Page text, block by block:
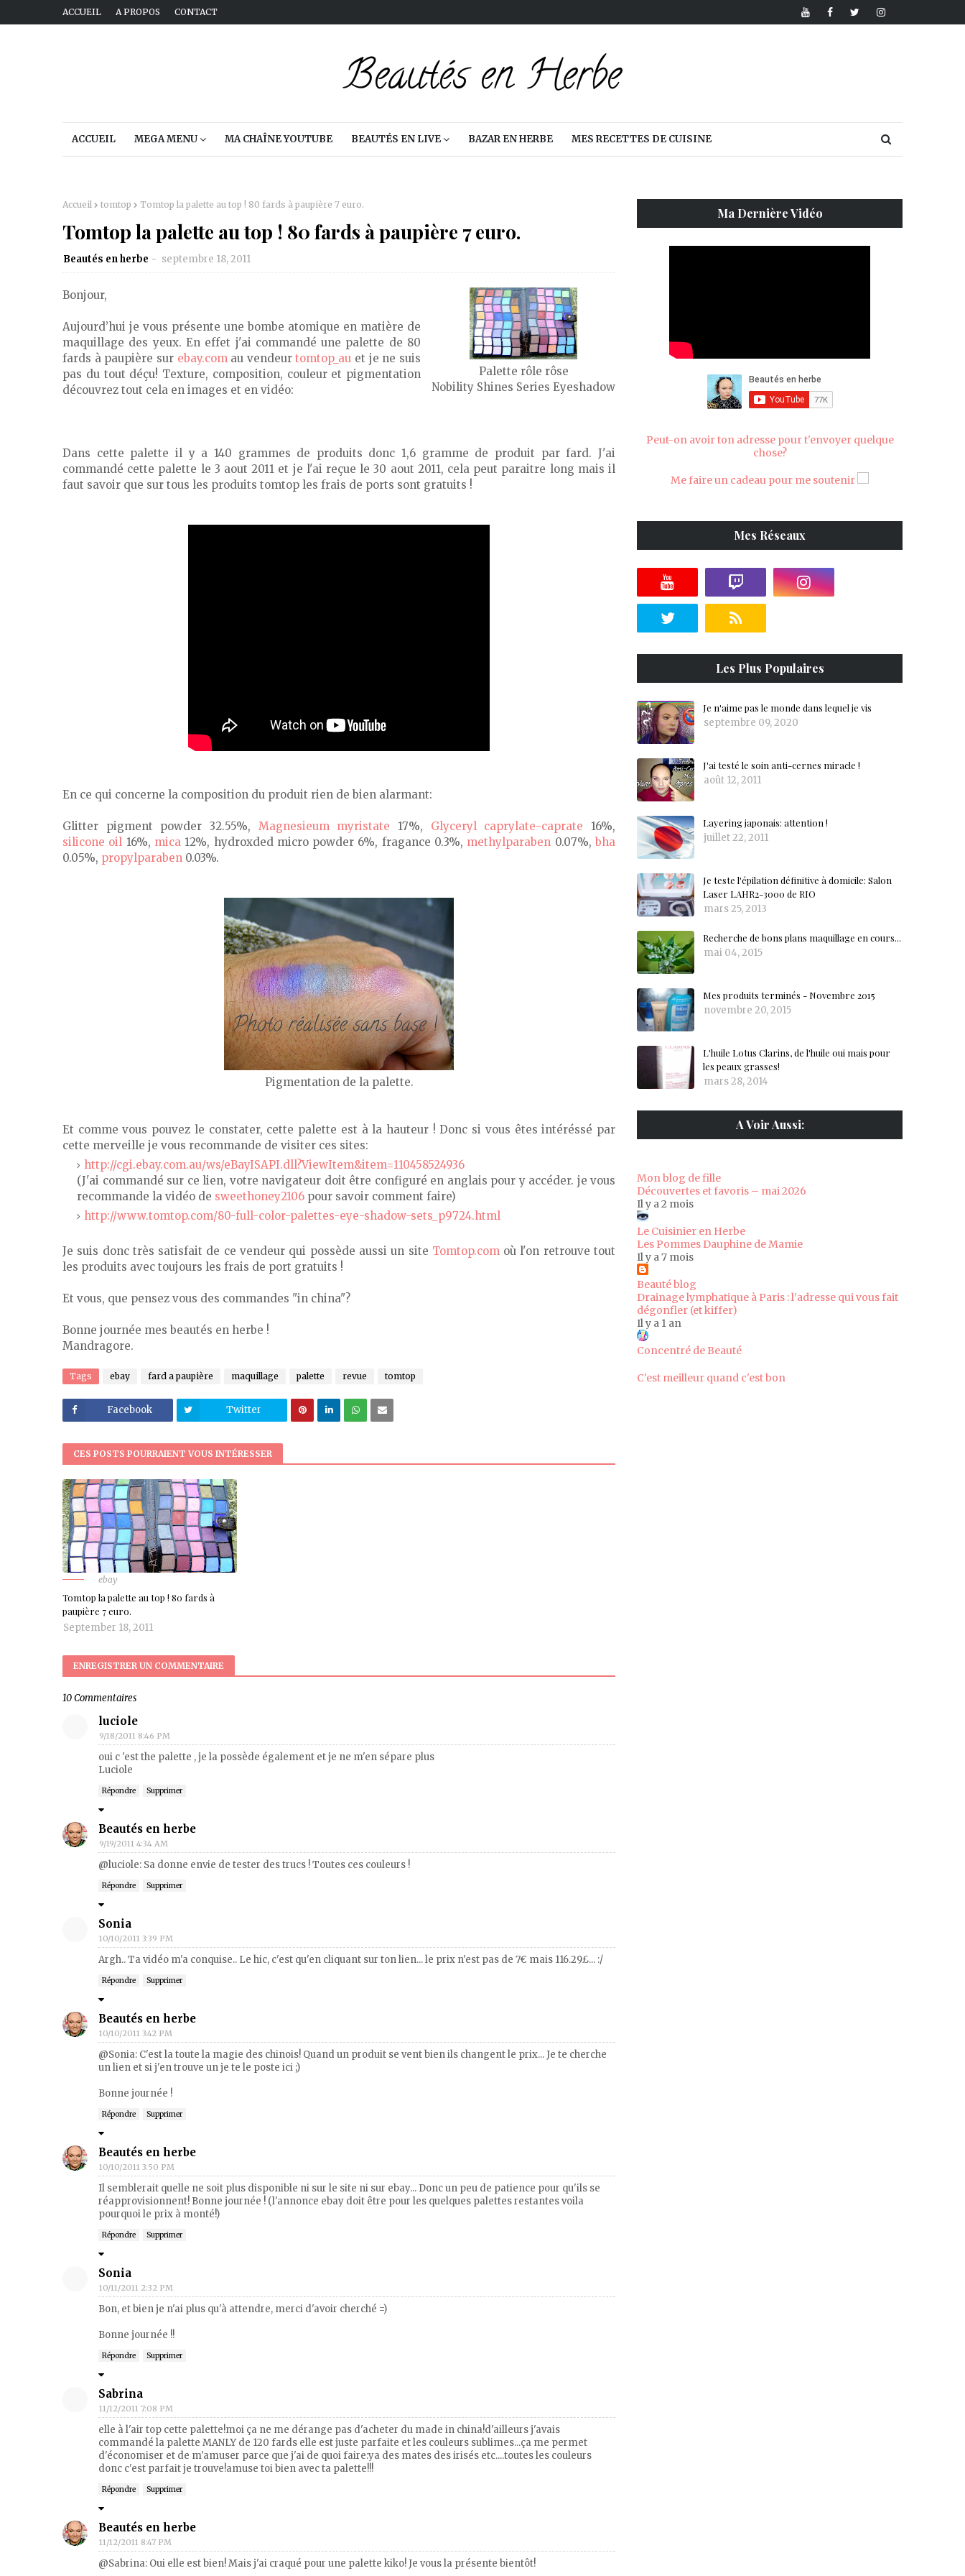
ACCUEIL A PROPOS CONTACT
ACCUEIL MEGA MENU MA CHAÎNE YOUTUBE BEAUTÉS EN LIVE BAZAR EN HERBE MES RECETTES DE CUISINE
Accueil tomtop Tomtop la palette au top ! 80 fards à paupière 7 euro.
Tomtop la palette au top ! 80 fards à paupière 7 euro.
Beautés en herbe septembre 18, 2011
Palette rôle rôse
Nobility Shines Series Eyeshadow
Bonjour,
Aujourd’hui je vous présente une bombe atomique en matière de
maquillage des yeux. En effet j'ai commandé une palette de 80
fards à paupière sur ebay.comau vendeurtomtop_au et je ne suis
pas du tout déçu! Texture, composition, couleur et pigmentation
découvrez tout cela en images et en vidéo:
Dans cette palette il y a 140 grammes de produits donc 1,6 gramme de produit par fard. J'ai
commandé cette palette le 3 aout 2011 et je l'ai reçue le 30 aout 2011, cela peut paraitre long mais il
faut savoir que sur tous les produits tomtop les frais de ports sont gratuits !
En ce qui concerne la composition du produit rien de bien alarmant:
Glitter pigment powder 32.55%, Magnesieum myristate 17%, Glyceryl caprylate-caprate 16%,
silicone oil 16%, mica12%, hydroxded micro powder 6%, fragance 0.3%, methylparaben 0.07%,bha
0.05%, propylparaben 0.03%.
Pigmentation de la palette.
Et comme vous pouvez le constater, cette palette est à la hauteur ! Donc si vous êtes intéréssé par
cette merveille je vous recommande de visiter ces sites:
http://cgi.ebay.com.au/ws/eBayISAPI.dll?ViewItem&item=110458524936
(J'ai commandé sur ce lien, votre navigateur doit être configuré en anglais pour y accéder. je vous
recommande la vidéo de sweethoney2106 pour savoir comment faire)
http://www.tomtop.com/80-full-color-palettes-eye-shadow-sets_p9724.html
Je suis donc très satisfait de ce vendeur qui possède aussi un site Tomtop.comoù l'on retrouve tout
les produits avec toujours les frais de port gratuits !
Et vous, que pensez vous des commandes "in china"?
Bonne journée mes beautés en herbe !
Mandragore.
Tags ebay fard a paupière maquillage palette revue tomtop
Facebook Twitter
CES POSTS POURRAIENT VOUS INTÉRESSER
ebay
Tomtop la palette au top ! 80 fards à
paupière 7 euro.
September 18, 2011
ENREGISTRER UN COMMENTAIRE
10 Commentaires
luciole
9/18/2011 8:46 PM
oui c 'est the palette , je la possède également et je ne m'en sépare plus
Luciole
Répondre Supprimer
Beautés en herbe
9/19/2011 4:34 AM
@luciole: Sa donne envie de tester des trucs ! Toutes ces couleurs !
Répondre Supprimer
Sonia
10/10/2011 3:39 PM
Argh.. Ta vidéo m'a conquise.. Le hic, c'est qu'en cliquant sur ton lien... le prix n'est pas de 7€ mais 116.29£... :/
Répondre Supprimer
Beautés en herbe
10/10/2011 3:42 PM
@Sonia: C'est la toute la magie des chinois! Quand un produit se vent bien ils changent le prix... Je te cherche
un lien et si j'en trouve un je te le poste ici ;)
Bonne journée !
Répondre Supprimer
Beautés en herbe
10/10/2011 3:50 PM
Il semblerait quelle ne soit plus disponible ni sur le site ni sur ebay... Donc un peu de patience pour qu'ils se
réapprovisionnent! Bonne journée ! (l'annonce ebay doit être pour les quelques palettes restantes voila
pourquoi le prix à monté!)
Répondre Supprimer
Sonia
10/11/2011 2:32 PM
Bon, et bien je n'ai plus qu'à attendre, merci d'avoir cherché =)
Bonne journée !!
Répondre Supprimer
Sabrina
11/12/2011 7:08 PM
elle à l'air top cette palette!moi ça ne me dérange pas d'acheter du made in china!d'ailleurs j'avais
commandé la palette MANLY de 120 fards elle est juste parfaite et les couleurs sublimes...ça me permet
d'économiser et de m'amuser parce que j'ai de quoi faire:ya des mates des irisés etc....toutes les couleurs
donc c'est parfait je trouve!amuse toi bien avec ta palette!!!
Répondre Supprimer
Beautés en herbe
11/12/2011 8:47 PM
@Sabrina: Oui elle est bien! Mais j'ai craqué pour une palette kiko! Je vous la présente bientôt!
Ma Dernière Vidéo
Peut-on avoir ton adresse pour t'envoyer quelque
chose?
Me faire un cadeau pour me soutenir
Mes Réseaux
Les Plus Populaires
Je n'aime pas le monde dans lequel je vis
septembre 09, 2020
J'ai testé le soin anti-cernes miracle !
août 12, 2011
Layering japonais: attention !
juillet 22, 2011
Je teste l'épilation définitive à domicile: Salon
Laser LAHR2-3000 de RIO
mars 25, 2013
Recherche de bons plans maquillage en cours...
mai 04, 2015
Mes produits terminés - Novembre 2015
novembre 20, 2015
L'huile Lotus Clarins, de l'huile oui mais pour
les peaux grasses!
mars 28, 2014
A Voir Aussi:
Mon blog de fille
Découvertes et favoris – mai 2026
Il y a 2 mois
Le Cuisinier en Herbe
Les Pommes Dauphine de Mamie
Il y a 7 mois
Beauté blog
Drainage lymphatique à Paris : l’adresse qui vous fait
dégonfler (et kiffer)
Il y a 1 an
Concentré de Beauté
C'est meilleur quand c'est bon